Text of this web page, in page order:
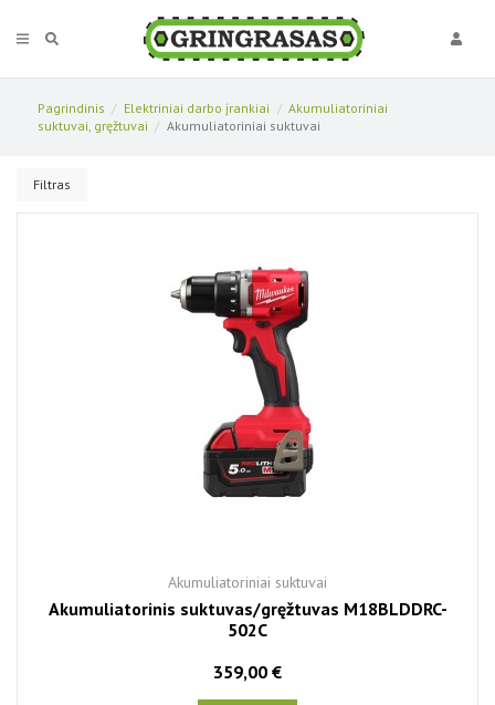
Pagrindinis Elektriniai darbo įrankiai
Akumuliatoriniai
suktuvai, gręžtuvai
Akumuliatoriniai suktuvai
Filtras
Akumuliatoriniai suktuvai
Akumuliatorinis suktuvas/gręžtuvas M18BLDDRC-
502C
359,00 €